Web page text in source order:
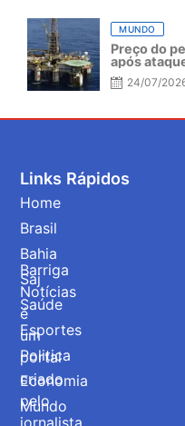
MUNDO
Preço do
após
24/07/
Barriga
Notícias
é
um
portal
criado
pelo
Links Rápidos
Home
Brasil
Bahia
Saj
Saúde
Esportes
Politica
Economia
Mundo